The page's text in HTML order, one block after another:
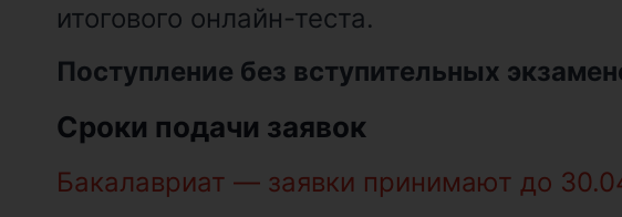
итогового онлайн-теста.
Поступление без вступительных
Сроки подачи заявок
Бакалавриат — заявки принимают до